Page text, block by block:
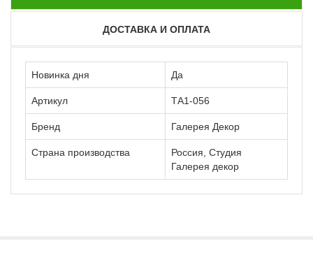
ДОСТАВКА И ОПЛАТА
Новинка дня Да
Артикул ТА1-056
Бренд Галерея Декор
Страна производства
Россия, Студия
Галерея декор